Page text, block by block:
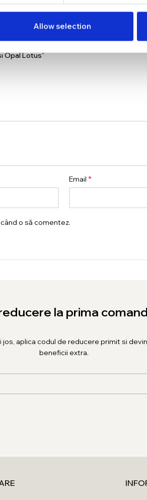
Allow selection
Opal Lotus”
Email *
o să comentez.
la prima
aplica codul de reducere primit si
beneficii extra.